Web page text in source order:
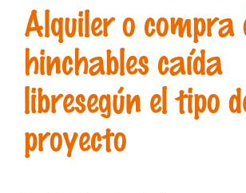
Alquiler o compra
hinchables caída
libresegún el tipo
proyecto